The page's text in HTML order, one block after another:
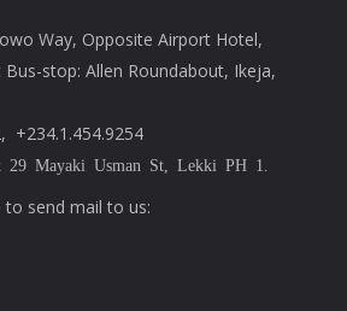
Way, Opposite Airport Hotel,
stop: Allen Roundabout, Ikeja,
+234.1.454.9254
Mayaki Usman St, Lekki PH 1.
send mail to us: